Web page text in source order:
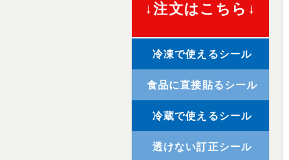
↓注文はこちら↓
冷凍で使えるシール
食品に直接貼るシール
冷蔵で使えるシール
透けない訂正シール